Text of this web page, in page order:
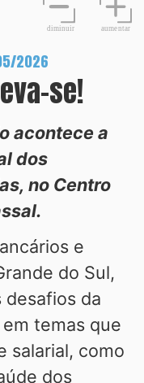
diminuir aumentar
2026
se!
acontece a
dos
no Centro
e
do Sul,
desafios da
temas que
salarial, como
dos